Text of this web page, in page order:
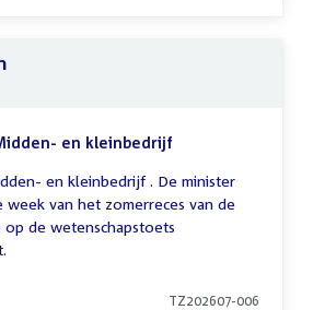
en kleinbedrijf
en kleinbedrijf . De minister
van het zomerreces van de
op de wetenschapstoets
TZ202607-006